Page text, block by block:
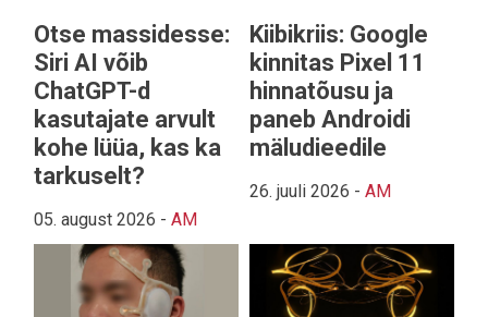
Otse massidesse:
Siri AI võib
ChatGPT-d
kasutajate arvult
kohe lüüa, kas ka
tarkuselt?
05. august 2026 - AM
Kiibikriis: Google
kinnitas Pixel 11
hinnatõusu ja
paneb Androidi
mäludieedile
26. juuli 2026 - AM